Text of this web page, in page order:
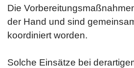
Die
der Hand und sind
koordiniert worden.
Solche Einsätze bei